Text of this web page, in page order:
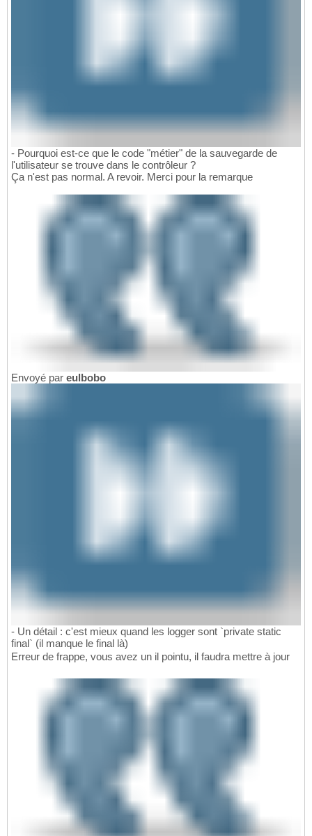
- Pourquoi est-ce que le code "métier" de la sauvegarde de
l'utilisateur se trouve dans le contrôleur ?
Ça n'est pas normal. A revoir. Merci pour la remarque
Envoyé par eulbobo
- Un détail : c'est mieux quand les logger sont `private static
final` (il manque le final là)
Erreur de frappe, vous avez un il pointu, il faudra mettre à jour